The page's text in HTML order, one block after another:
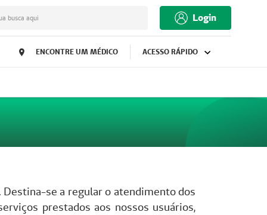
busca aqui Login
ENCONTRE UM MÉDICO ACESSO RÁPIDO
se a regular o atendimento dos
prestados aos nossos usuários,